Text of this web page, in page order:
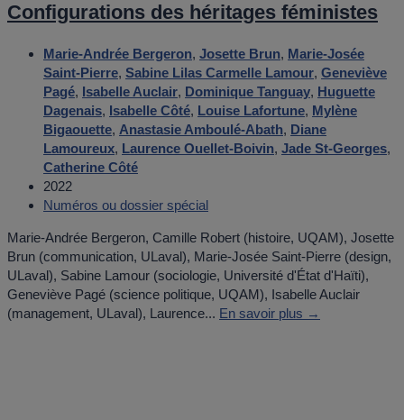
Configurations des héritages féministes
Marie-Andrée Bergeron, Josette Brun, Marie-Josée
Saint-Pierre, Sabine Lilas Carmelle Lamour, Geneviève
Pagé, Isabelle Auclair, Dominique Tanguay, Huguette
Dagenais, Isabelle Côté, Louise Lafortune, Mylène
Bigaouette, Anastasie Amboulé-Abath, Diane
Lamoureux, Laurence Ouellet-Boivin, Jade St-Georges,
Catherine Côté
2022
Numéros ou dossier spécial
Marie-Andrée Bergeron, Camille Robert (histoire, UQAM), Josette
Brun (communication, ULaval), Marie-Josée Saint-Pierre (design,
ULaval), Sabine Lamour (sociologie, Université d'État d'Haïti),
Geneviève Pagé (science politique, UQAM), Isabelle Auclair
(management, ULaval), Laurence... En savoir plus →